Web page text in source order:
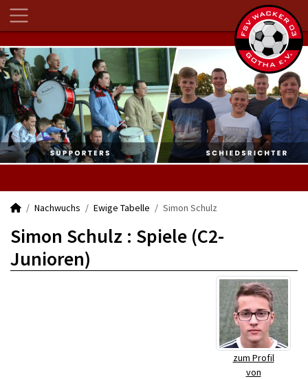
Nachwuchs Ewige Tabelle Simon Schulz
Simon Schulz : Spiele (C2-
Junioren)
zum Profil
von